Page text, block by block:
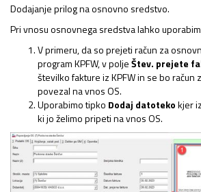
Dodajanje prilog na osnovno sredstvo.
Pri vnosu osnovnega sredstva lahko
V primeru, da so prejeti račun za
program KPFW, v poljeŠtev. prejete
številko fakture iz KPFW in se bo račun
povezal na vnos OS.
Uporabimo tipko Dodaj datotekokjer
ki jo želimo pripeti na vnos OS.